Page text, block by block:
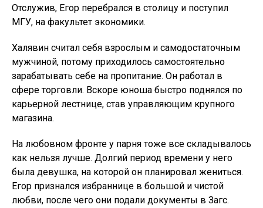
Отслужив, Егор перебрался в столицу и поступил
МГУ, на факультет экономики.
Халявин считал себя взрослым и самодостаточным
мужчиной, потому приходилось самостоятельно
зарабатывать себе на пропитание. Он работал в
сфере торговли. Вскоре юноша быстро поднялся по
карьерной лестнице, став управляющим крупного
магазина.
На любовном фронте у парня тоже все складывалось
как нельзя лучше. Долгий период времени у него
была девушка, на которой он планировал жениться.
Егор признался избраннице в большой и чистой
любви, после чего они подали документы в Загс.